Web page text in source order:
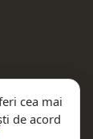
cea mai
de acord